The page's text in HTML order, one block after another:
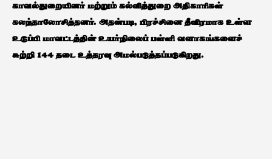
காவல்துறையினர் மற்றும் கல்வித்துறை அதிகாரிகள்
கலந்தாலோசித்தனர். அதன்படி, பிரச்சினை தீவிரமாக உள்ள
உடுப்பி மாவட்டத்தின் உயர்நிலைப் பள்ளி வளாகங்களைச்
சுற்றி 144 தடை உத்தரவு அமல்படுத்தப்படுகிறது.